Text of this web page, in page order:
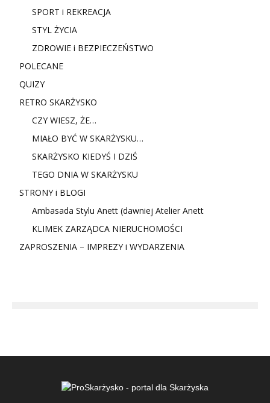
SPORT i REKREACJA
STYL ŻYCIA
ZDROWIE i BEZPIECZEŃSTWO
POLECANE
QUIZY
RETRO SKARŻYSKO
CZY WIESZ, ŻE…
MIAŁO BYĆ W SKARŻYSKU…
SKARŻYSKO KIEDYŚ I DZIŚ
TEGO DNIA W SKARŻYSKU
STRONY i BLOGI
Ambasada Stylu Anett (dawniej Atelier Anett
KLIMEK ZARZĄDCA NIERUCHOMOŚCI
ZAPROSZENIA – IMPREZY i WYDARZENIA